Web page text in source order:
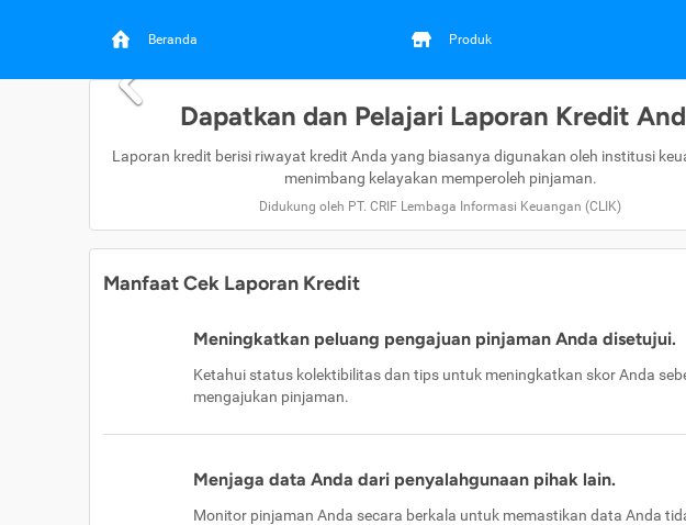
Beranda Produk
Dapatkan dan Pelajari Laporan Kredit
Laporan kredit berisi riwayat kredit Anda yang biasanya digunakan oleh institusi
menimbang kelayakan memperoleh pinjaman.
Didukung oleh PT. CRIF Lembaga Informasi Keuangan (CLIK)
Manfaat Cek Laporan Kredit
Meningkatkan peluang pengajuan pinjaman Anda disetujui.
Ketahui status kolektibilitas dan tips untuk meningkatkan skor Anda
mengajukan pinjaman.
Menjaga data Anda dari penyalahgunaan pihak lain.
Monitor pinjaman Anda secara berkala untuk memastikan data Anda